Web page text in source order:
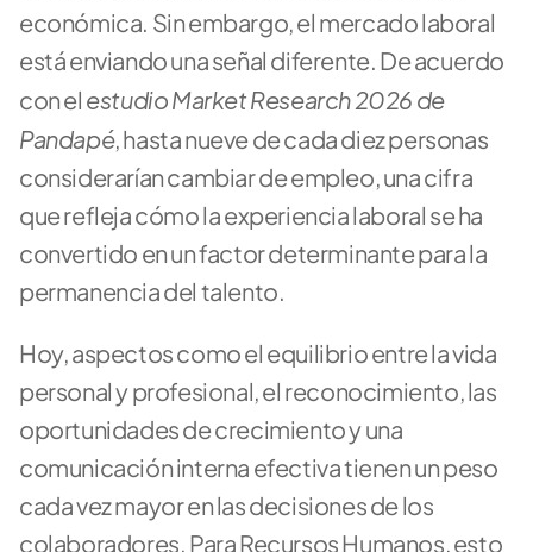
económica. Sin embargo, el mercado laboral
está enviando una señal diferente. De acuerdo
con el estudio Market Research 2026 de
Pandapé, hasta nueve de cada diez personas
considerarían cambiar de empleo, una cifra
que refleja cómo la experiencia laboral se ha
convertido en un factor determinante para la
permanencia del talento.
Hoy, aspectos como el equilibrio entre la vida
personal y profesional, el reconocimiento, las
oportunidades de crecimiento y una
comunicación interna efectiva tienen un peso
cada vez mayor en las decisiones de los
colaboradores. Para Recursos Humanos, esto